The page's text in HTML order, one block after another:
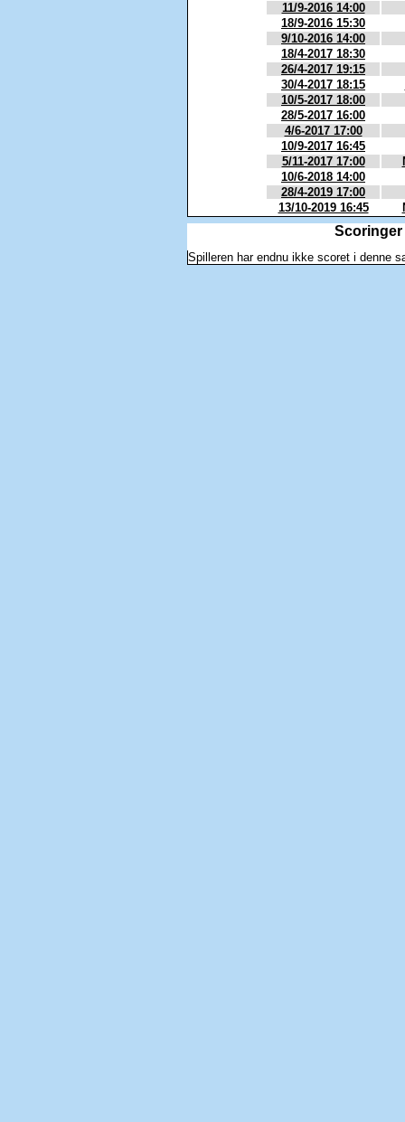
11/9-2016 14:00
18/9-2016 15:30
9/10-2016 14:00
18/4-2017 18:30
26/4-2017 19:15
30/4-2017 18:15
10/5-2017 18:00
28/5-2017 16:00
4/6-2017 17:00
10/9-2017 16:45
5/11-2017 17:00
10/6-2018 14:00
28/4-2019 17:00
13/10-2019 16:45
Spilleren har endnu ikke scoret i denne